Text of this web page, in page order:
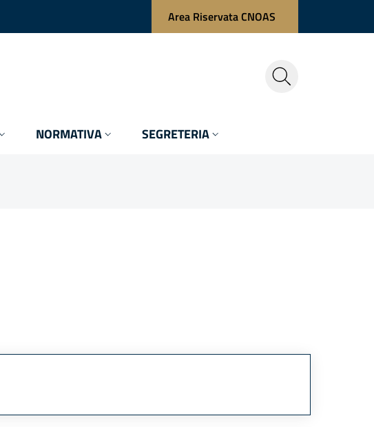
Area Riservata CNOAS
NORMATIVA SEGRETERIA